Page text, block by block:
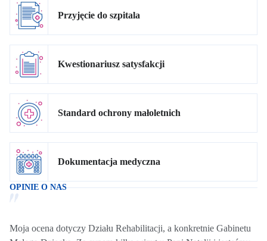
Przyjęcie do szpitala
Kwestionariusz satysfakcji
Standard ochrony małoletnich
Dokumentacja medyczna
OPINIE O NAS
Moja ocena dotyczy Działu Rehabilitacji, a konkretnie Gabinetu